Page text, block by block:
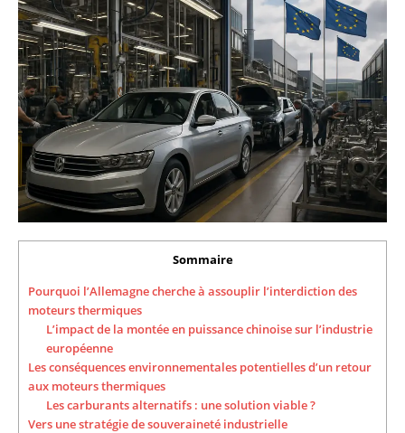
Sommaire
Pourquoi l’Allemagne cherche à assouplir l’interdiction des
moteurs thermiques
L’impact de la montée en puissance chinoise sur l’industrie
européenne
Les conséquences environnementales potentielles d’un retour
aux moteurs thermiques
Les carburants alternatifs : une solution viable ?
Vers une stratégie de souveraineté industrielle